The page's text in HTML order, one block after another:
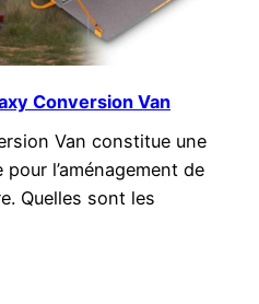
Conversion Van
Van constitue une
l’aménagement de
Quelles sont les